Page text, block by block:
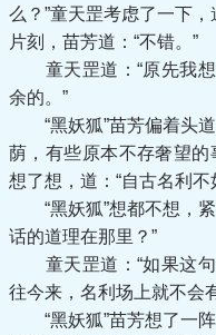
么？”童天罡考虑了一下
片刻，苗芳道：“不错。”
童天罡道：“原先我想
余的。”
“黑妖狐”苗芳偏着头道
荫，有些原本不存奢望的
想了想，道：“自古名利不
“黑妖狐”想都不想，紧
话的道理在那里？”
童天罡道：“如果这句
往今来，名利场上就不会
“黑妖狐”苗芳想了一阵